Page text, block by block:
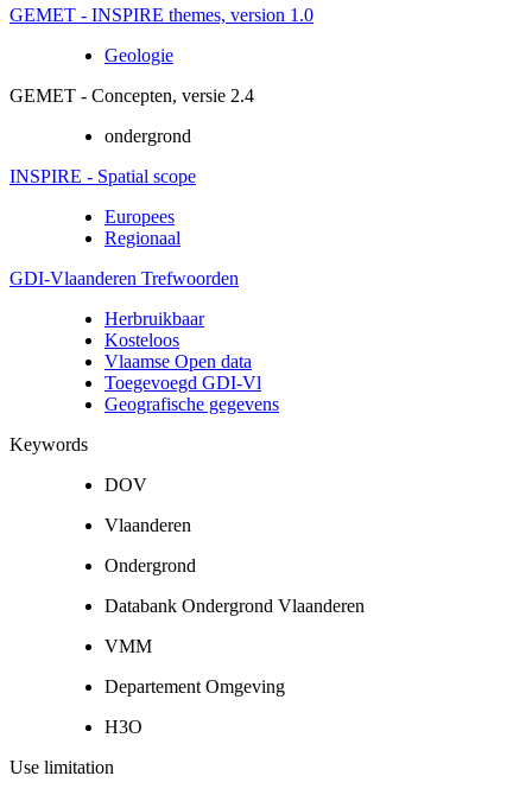
GEMET - INSPIRE themes, version 1.0
Geologie
GEMET - Concepten, versie 2.4
ondergrond
INSPIRE - Spatial scope
Europees
Regionaal
GDI-Vlaanderen Trefwoorden
Herbruikbaar
Kosteloos
Vlaamse Open data
Toegevoegd GDI-Vl
Geografische gegevens
Keywords
DOV
Vlaanderen
Ondergrond
Databank Ondergrond Vlaanderen
VMM
Departement Omgeving
H3O
Use limitation